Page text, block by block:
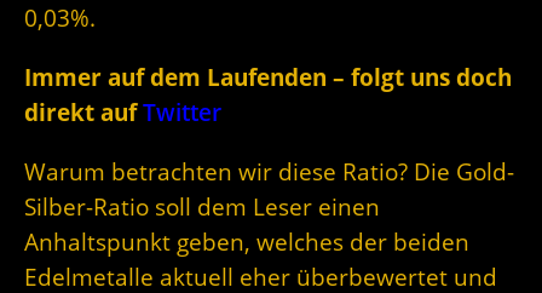
0,03%.
Immer auf dem Laufenden – folgt uns doch
direkt aufTwitter
Warum betrachten wir diese Ratio? Die Gold-
Silber-Ratio soll dem Leser einen
Anhaltspunkt geben, welches der beiden
Edelmetalle aktuell eher überbewertet und